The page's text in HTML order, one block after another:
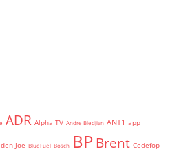
ADR Alpha TV Andre Bledjian ANT1 app
Joe BlueFuel Bosch BPBrent Cedefop